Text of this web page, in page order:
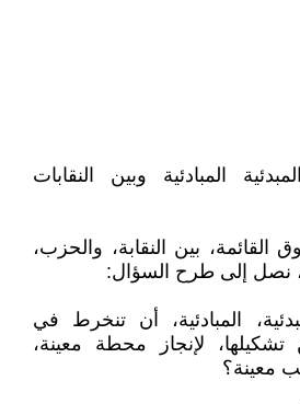
المبادئية وبين النقابات
القائمة، بين النقابة، والحزب،
نصل إلى طرح السؤال:
المبادئية، أن تنخرط في
تشكيلها، لإنجاز محطة معينة،
معينة؟